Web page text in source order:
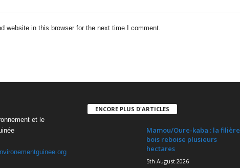
website in this browser for the next time I comment.
et le
ENCORE PLUS D'ARTICLES
Mamou/Oure-kaba : la filière
bois reboise plusieurs
hectares
5th August 2026